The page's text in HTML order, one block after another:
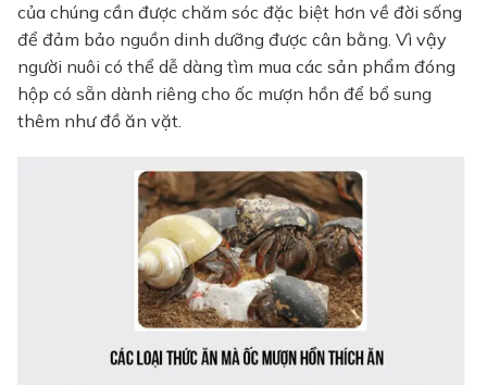
của chúng cần được chăm sóc đặc biệt hơn về đời sống
để đảm bảo nguồn dinh dưỡng được cân bằng. Vì vậy
người nuôi có thể dễ dàng tìm mua các sản phẩm đóng
hộp có sẵn dành riêng cho ốc mượn hồn để bổ sung
thêm như đồ ăn vặt.